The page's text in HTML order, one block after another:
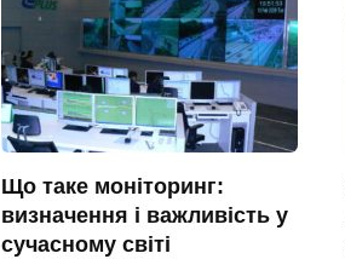
Що таке моніторинг:
визначення і важливість у
сучасному світі